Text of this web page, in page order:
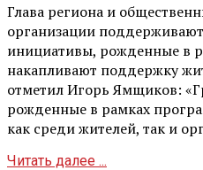
Глава региона и
организации
инициативы, рожденные в
накапливают поддержку
отметил Игорь Ямщиков:
рожденные в рамках
как среди жителей, так и
Читать далее ...